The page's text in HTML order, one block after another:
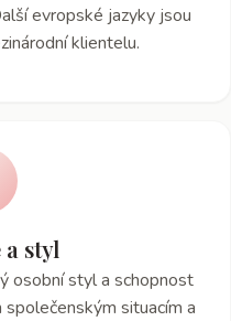
evropské jazyky jsou
klientelu.
a styl
osobní styl a schopnost
situacím a